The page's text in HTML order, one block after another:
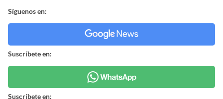
Síguenos en:
Suscríbete en:
Suscríbete en: